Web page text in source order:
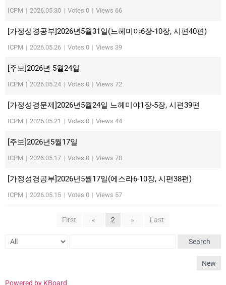
ICPM | 2026.05.30 | Votes 0 | Views 66
[가정성경공부]2026년5월31일(느헤미야6장-10장, 시편40편)
ICPM | 2026.05.26 | Votes 0 | Views 39
[주보]2026년 5월24일
ICPM | 2026.05.24 | Votes 0 | Views 72
[가정성경문제]2026년5월24일 느헤미야1장-5장, 시편39편
ICPM | 2026.05.21 | Votes 0 | Views 44
[주보]2026년5월17일
ICPM | 2026.05.17 | Votes 0 | Views 78
[가정성경공부]2026년5월17일(에스라6-10장, 시편38편)
ICPM | 2026.05.15 | Votes 0 | Views 57
First « 2 » Last
Search
New
Powered by KBoard